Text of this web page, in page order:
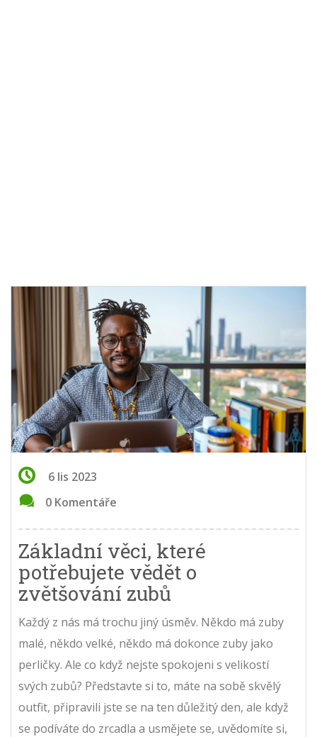
6 lis 2023
0 Komentáře
Základní věci, které
potřebujete vědět o
zvětšování zubů
Každý z nás má trochu jiný úsměv. Někdo má zuby
malé, někdo velké, někdo má dokonce zuby jako
perličky. Ale co když nejste spokojeni s velikostí
svých zubů? Představte si to, máte na sobě skvělý
outfit, připravili jste se na ten důležitý den, ale když
se podíváte do zrcadla a usmějete se, uvědomíte si,